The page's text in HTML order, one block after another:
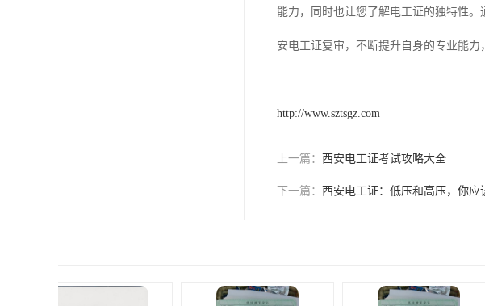
能力，同时也让您了解电工证的独特性
安电工证复审，不断提升自身的专业能力
http://www.sztsgz.com
上一篇： 西安电工证考试攻略大全
下一篇： 西安电工证：低压和高压，你应